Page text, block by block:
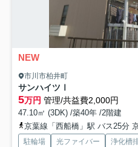
NEW
市川市柏井町
サンハイツⅠ
5万円 管理/共益費2,000円
47.10㎡ (3DK) /築40年 /2階建
京葉線「西船橋」駅 バス25分
駐輪場 光ファイバー 浄化槽